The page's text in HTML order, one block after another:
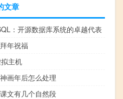
文章
：开源数据库系统的卓越代表
年祝福
主机
画年后怎么处理
文有几个自然段